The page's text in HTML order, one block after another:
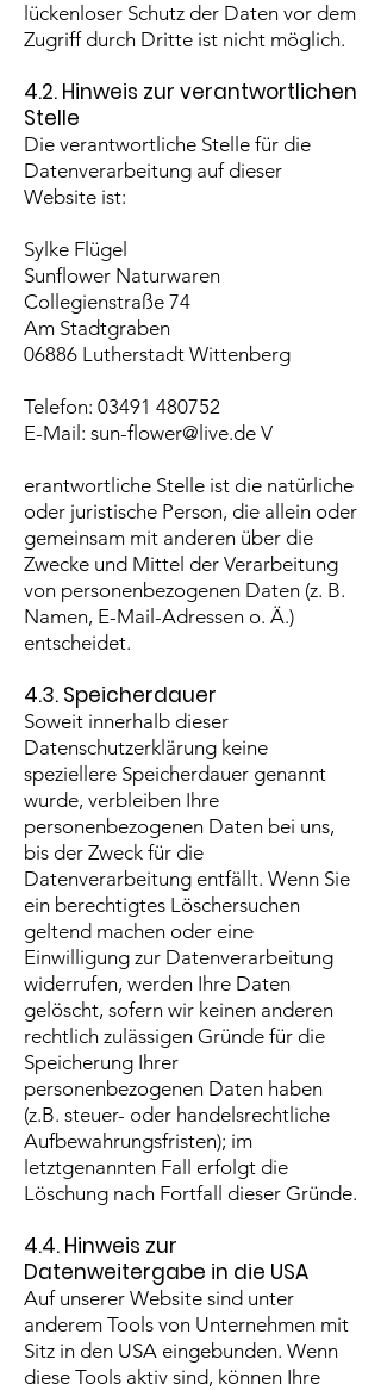
lückenloser Schutz der Daten vor dem
Zugriff durch Dritte ist nicht möglich.
4.2. Hinweis zur verantwortlichen
Stelle
Die verantwortliche Stelle für die
Datenverarbeitung auf dieser
Website ist:
Sylke Flügel
Sunflower Naturwaren
Collegienstraße 74
Am Stadtgraben
06886 Lutherstadt Wittenberg
Telefon: 03491 480752
E-Mail: sun-flower@live.de V
erantwortliche Stelle ist die natürliche
oder juristische Person, die allein oder
gemeinsam mit anderen über die
Zwecke und Mittel der Verarbeitung
von personenbezogenen Daten (z. B.
Namen, E-Mail-Adressen o. Ä.)
entscheidet.
4.3. Speicherdauer
Soweit innerhalb dieser
Datenschutzerklärung keine
speziellere Speicherdauer genannt
wurde, verbleiben Ihre
personenbezogenen Daten bei uns,
bis der Zweck für die
Datenverarbeitung entfällt. Wenn Sie
ein berechtigtes Löschersuchen
geltend machen oder eine
Einwilligung zur Datenverarbeitung
widerrufen, werden Ihre Daten
gelöscht, sofern wir keinen anderen
rechtlich zulässigen Gründe für die
Speicherung Ihrer
personenbezogenen Daten haben
(z.B. steuer- oder handelsrechtliche
Aufbewahrungsfristen); im
letztgenannten Fall erfolgt die
Löschung nach Fortfall dieser Gründe.
4.4. Hinweis zur
Datenweitergabe in die USA
Auf unserer Website sind unter
anderem Tools von Unternehmen mit
Sitz in den USA eingebunden. Wenn
diese Tools aktiv sind, können Ihre